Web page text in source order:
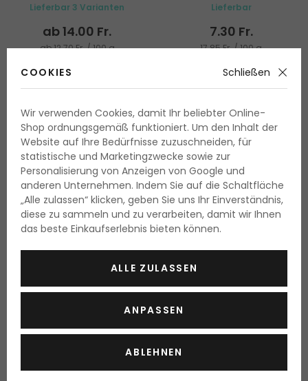
Lieferbar 3 Varianten
ab 14.00 Fr.
ab 12.70 Fr. / 100 g
Lieferbar
7.30 Fr.
17.85 Fr. / 100 g
Diamonds
Lieferbar
14.00 Fr. / 100 g
Compact Powder
Lieferbar
349.90 Fr. / 100 g
COOKIES Schließen
Wir verwenden Cookies, damit Ihr beliebter Online-
Shop ordnungsgemäß funktioniert. Um den Inhalt der
Website auf Ihre Bedürfnisse zuzuschneiden, für
statistische und Marketingzwecke sowie zur
Personalisierung von Anzeigen von Google und
anderen Unternehmen. Indem Sie auf die Schaltfläche
„Alle zulassen“ klicken, geben Sie uns Ihr Einverständnis,
diese zu sammeln und zu verarbeiten, damit wir Ihnen
das beste Einkaufserlebnis bieten können.
ALLE ZULASSEN
ANPASSEN
ABLEHNEN